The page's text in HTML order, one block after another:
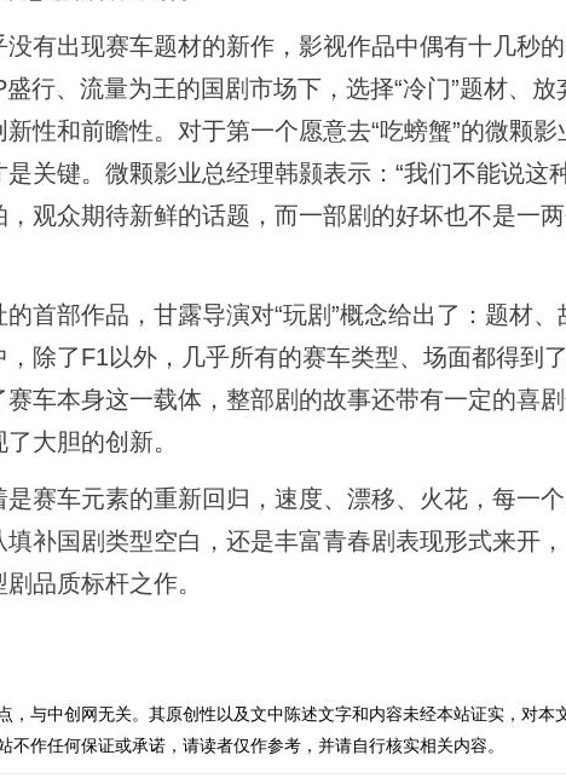
出现赛车题材的新作，影视作品中偶有十几秒的
行、流量为王的国剧市场下，选择“冷门”题材、放
性和前瞻性。对于第一个愿意去“吃螃蟹”的微颗
关键。微颗影业总经理韩颢表示：“我们不能说这
观众期待新鲜的话题，而一部剧的好坏也不是一
部作品，甘露导演对“玩剧”概念给出了：题材、
除了F1以外，几乎所有的赛车类型、场面都得到
车本身这一载体，整部剧的故事还带有一定的喜
大胆的创新。
车元素的重新回归，速度、漂移、火花，每一
补国剧类型空白，还是丰富青春剧表现形式来开
品质标杆之作。
，与中创网无关。其原创性以及文中陈述文字和内容未经本站证实，对本
不作任何保证或承诺，请读者仅作参考，并请自行核实相关内容。